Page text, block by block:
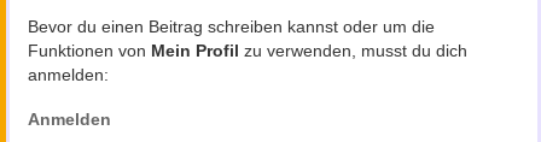
Bevor du einen Beitrag schreiben kannst oder um die
Funktionen von Mein Profil zu verwenden, musst du dich
anmelden:
Anmelden